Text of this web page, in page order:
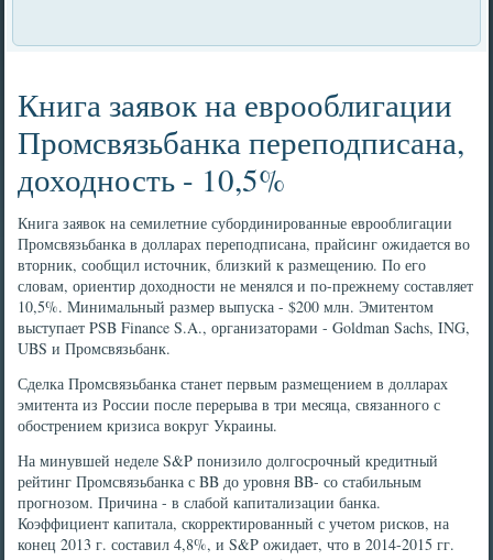
Книга заявок на еврооблигации
Промсвязьбанка переподписана,
доходность - 10,5%
Книга заявок на семилетние субординированные еврооблигации
Промсвязьбанка в долларах переподписана, прайсинг ожидается во
вторник, сообщил источник, близкий к размещению. По его
словам, ориентир доходности не менялся и по-прежнему составляет
10,5%. Минимальный размер выпуска - $200 млн. Эмитентом
выступает PSB Finance S.A., организаторами - Goldman Sachs, ING,
UBS и Промсвязьбанк.
Сделка Промсвязьбанка станет первым размещением в долларах
эмитента из России после перерыва в три месяца, связанного с
обострением кризиса вокруг Украины.
На минувшей неделе S&P понизило долгосрочный кредитный
рейтинг Промсвязьбанка с BB до уровня BB- со стабильным
прогнозом. Причина - в слабой капитализации банка.
Коэффициент капитала, скорректированный с учетом рисков, на
конец 2013 г. составил 4,8%, и S&P ожидает, что в 2014-2015 гг.